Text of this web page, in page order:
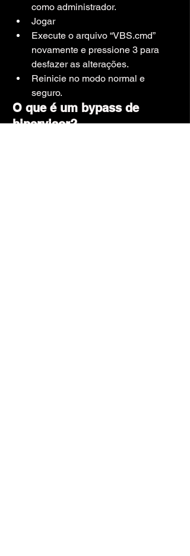
como administrador.
Jogar
Execute o arquivo “VBS.cmd”
novamente e pressione 3 para
desfazer as alterações.
Reinicie no modo normal e
seguro.
O que é um bypass de
hipervisor?